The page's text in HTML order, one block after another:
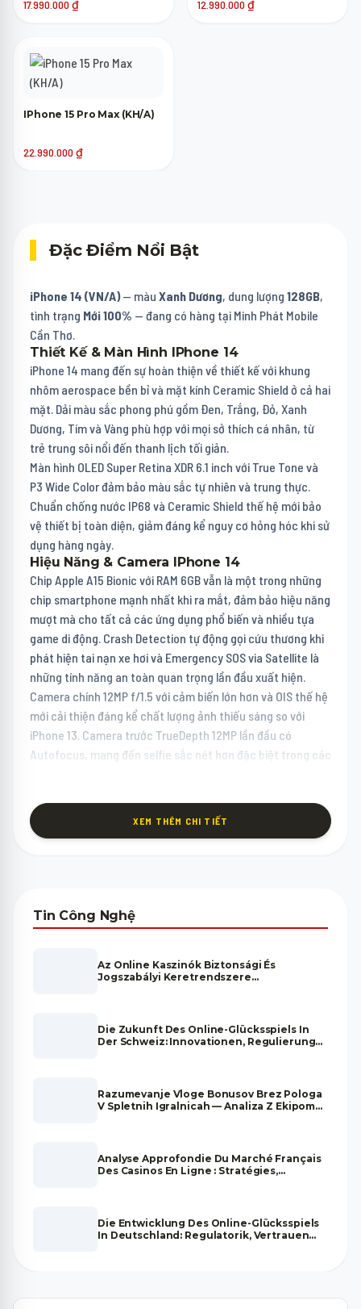
17.990.000 ₫ 12.990.000 ₫
IPhone 15 Pro Max (KH/A)
22.990.000 ₫
Đặc Điểm Nổi Bật
iPhone 14 (VN/A)— màu Xanh Dương, dung lượng 128GB,
tình trạng Mới 100% — đang có hàng tại Minh Phát Mobile
Cần Thơ.
Thiết Kế & Màn Hình IPhone 14
iPhone 14 mang đến sự hoàn thiện về thiết kế với khung
nhôm aerospace bền bỉ và mặt kính Ceramic Shield ở cả hai
mặt. Dải màu sắc phong phú gồm Đen, Trắng, Đỏ, Xanh
Dương, Tím và Vàng phù hợp với mọi sở thích cá nhân, từ
trẻ trung sôi nổi đến thanh lịch tối giản.
Màn hình OLED Super Retina XDR 6.1 inch với True Tone và
P3 Wide Color đảm bảo màu sắc tự nhiên và trung thực.
Chuẩn chống nước IP68 và Ceramic Shield thế hệ mới bảo
vệ thiết bị toàn diện, giảm đáng kể nguy cơ hỏng hóc khi sử
dụng hàng ngày.
Hiệu Năng & Camera IPhone 14
Chip Apple A15 Bionic với RAM 6GB vẫn là một trong những
chip smartphone mạnh nhất khi ra mắt, đảm bảo hiệu năng
mượt mà cho tất cả các ứng dụng phổ biến và nhiều tựa
game di động. Crash Detection tự động gọi cứu thương khi
phát hiện tai nạn xe hơi và Emergency SOS via Satellite là
những tính năng an toàn quan trọng lần đầu xuất hiện.
Camera chính 12MP f/1.5 với cảm biến lớn hơn và OIS thế hệ
mới cải thiện đáng kể chất lượng ảnh thiếu sáng so với
iPhone 13. Camera trước TrueDepth 12MP lần đầu có
Autofocus, mang đến selfie sắc nét hơn đặc biệt trong các
Thời lượng pin 20 giờ xem video với MagSafe 15W và
Lightning 20W đủ cho một ngày sử dụng thông thường. 5G
Liên hệ Zalo để được tư vấn về giá và tình trạng hàng hiện
có, cùng các chương trình ưu đãi đặc biệt đang diễn ra tại
XEM THÊM CHI TIẾT
Tin Công Nghệ
Az Online Kaszinók Biztonsági És
Jogszabályi Keretrendszere
Die Zukunft Des Online-Glücksspiels In
Der Schweiz: Innovationen, Regulierung
Razumevanje Vloge Bonusov Brez Pologa
V Spletnih Igralnicah — Analiza Z Ekipom
Analyse Approfondie Du Marché Français
Des Casinos En Ligne : Stratégies,
Die Entwicklung Des Online-Glücksspiels
In Deutschland: Regulatorik, Vertrauen